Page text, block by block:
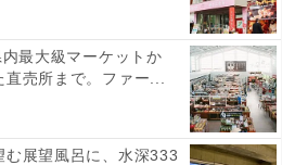
糖質制限をする”食のスタイル
限するのではなく、栄養素の中
れている“糖質”を、1食あたり
130gに制限することで食後の
というものです。
最大級マーケットか
売所まで。ファー...
む展望風呂に、水深333